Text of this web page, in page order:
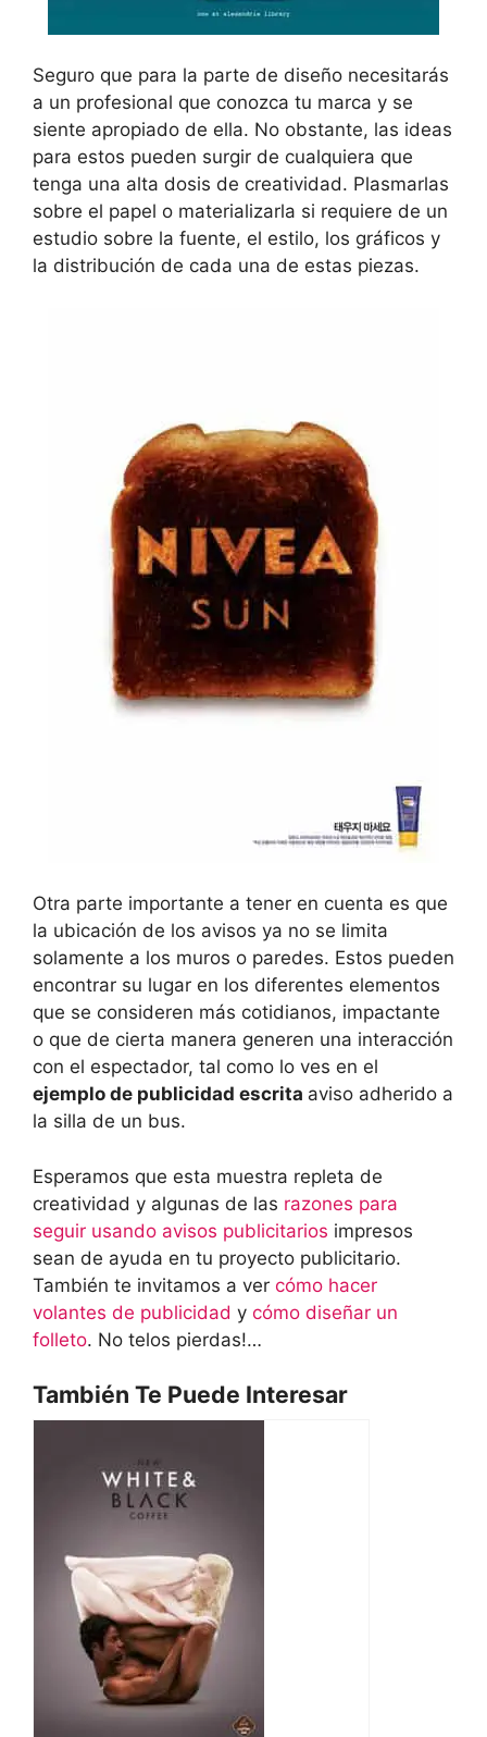
Seguro que para la parte de diseño necesitarás
a un profesional que conozca tu marca y se
siente apropiado de ella. No obstante, las ideas
para estos pueden surgir de cualquiera que
tenga una alta dosis de creatividad. Plasmarlas
sobre el papel o materializarla si requiere de un
estudio sobre la fuente, el estilo, los gráficos y
la distribución de cada una de estas piezas.
Otra parte importante a tener en cuenta es que
la ubicación de los avisos ya no se limita
solamente a los muros o paredes. Estos pueden
encontrar su lugar en los diferentes elementos
que se consideren más cotidianos, impactante
o que de cierta manera generen una interacción
con el espectador, tal como lo ves en el
ejemplo de publicidad escrita aviso adherido a
la silla de un bus.
Esperamos que esta muestra repleta de
creatividad y algunas de las razones para
seguir usando avisos publicitarios impresos
sean de ayuda en tu proyecto publicitario.
También te invitamos a ver cómo hacer
volantes de publicidad y cómo diseñar un
folleto. No telos pierdas!…
También Te Puede Interesar